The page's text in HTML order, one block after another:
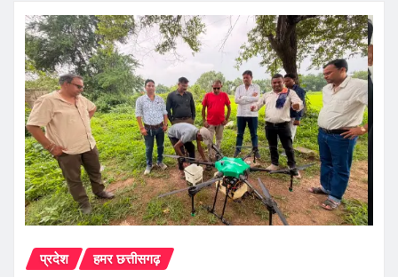
प्रदेश हमर छत्तीसगढ़